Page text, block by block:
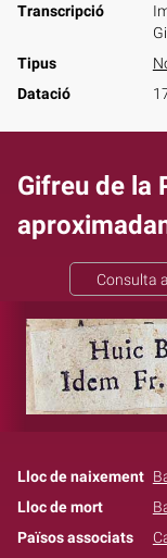
Transcripció
Tipus
Datació
Gifreu de la
Consulta
Lloc de naixement
Lloc de mort
Països associats